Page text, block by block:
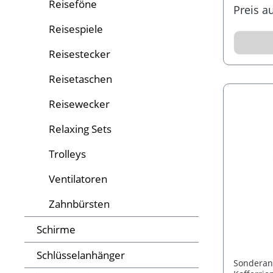
Reiseföne
Reisespiele
Reisestecker
Reisetaschen
Reisewecker
Relaxing Sets
Trolleys
Ventilatoren
Zahnbürsten
Schirme
Schlüsselanhänger
schnell
Preis